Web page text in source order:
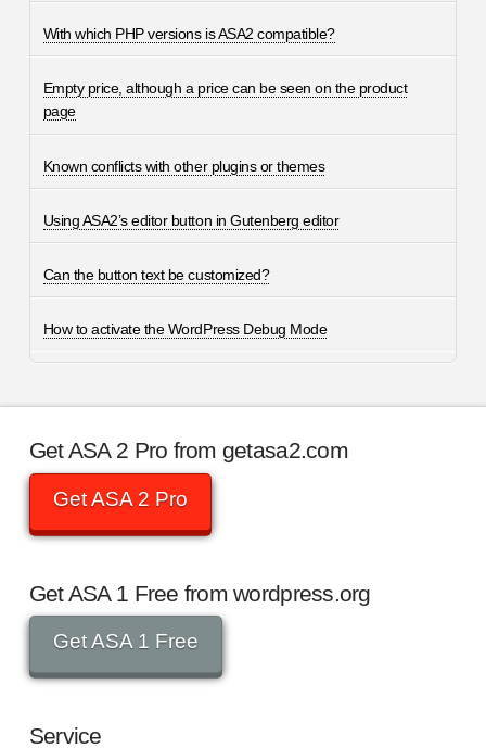
With which PHP versions is ASA2 compatible?
Empty price, although a price can be seen on the product
page
Known conflicts with other plugins or themes
Using ASA2’s editor button in Gutenberg editor
Can the button text be customized?
How to activate the WordPress Debug Mode
Get ASA 2 Pro from getasa2.com
Get ASA 2 Pro
Get ASA 1 Free from wordpress.org
Get ASA 1 Free
Service